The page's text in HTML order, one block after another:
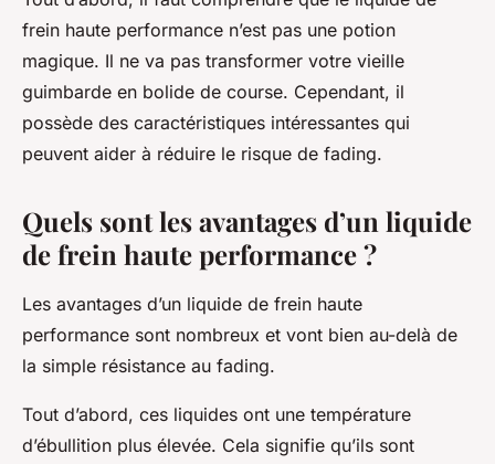
frein haute performance n’est pas une potion
magique. Il ne va pas transformer votre vieille
guimbarde en bolide de course. Cependant, il
possède des caractéristiques intéressantes qui
peuvent aider à réduire le risque de fading.
Quels sont les avantages d’un liquide
de frein haute performance ?
Les avantages d’un liquide de frein haute
performance sont nombreux et vont bien au-delà de
la simple résistance au fading.
Tout d’abord, ces liquides ont une température
d’ébullition plus élevée. Cela signifie qu’ils sont